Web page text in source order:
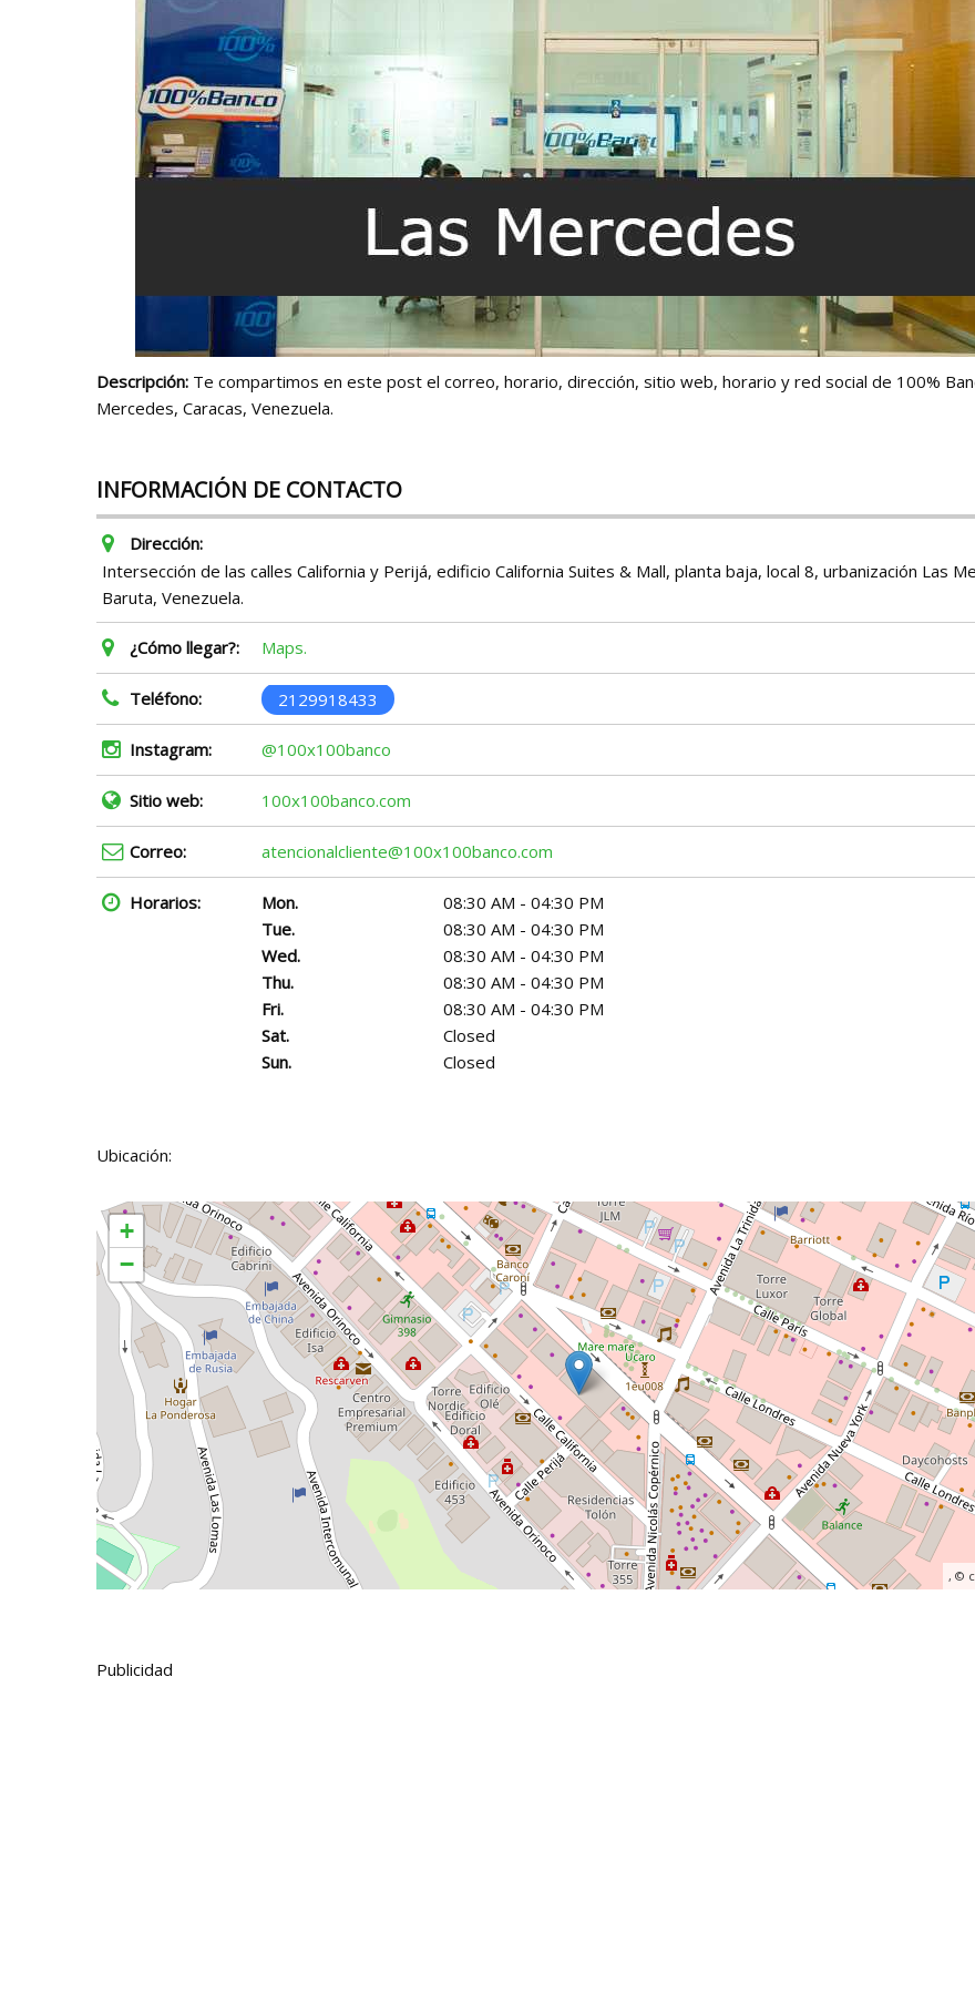
Descripción: Te compartimos en este post el correo, horario, dirección, sitio web, horario y red social de 100%
Mercedes, Caracas, Venezuela.
INFORMACIÓN DE CONTACTO
Dirección:
Intersección de las calles California y Perijá, edificio California Suites & Mall, planta baja, local 8, urbanización Las
Baruta, Venezuela.
¿Cómo llegar?: Maps.
Teléfono: 2129918433
Instagram: @100x100banco
Sitio web: 100x100banco.com
Correo: atencionalcliente@100x100banco.com
Horarios: Mon.
08:30 AM - 04:30 PM
Tue.
08:30 AM - 04:30 PM
Wed.
08:30 AM - 04:30 PM
Thu.
08:30 AM - 04:30 PM
Fri.
08:30 AM - 04:30 PM
Sat.
Closed
Sun.
Closed
Ubicación:
+
−
, ©
Publicidad